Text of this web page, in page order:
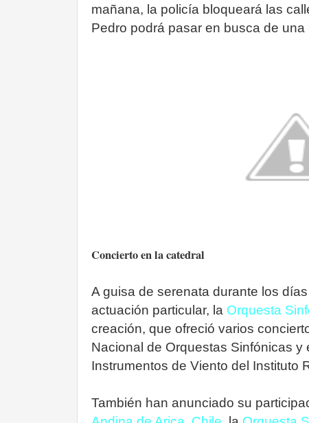
mañana, la policía bloqueará las
Pedro podrá pasar en busca de una
Concierto en la catedral
A guisa de serenata durante los
actuación particular, la Orquesta
creación, que ofreció varios
Nacional de Orquestas Sinfónicas
Instrumentos de Viento del Instituto
También han anunciado su